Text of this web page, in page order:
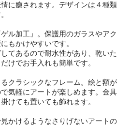
に癒されます。デザインは４種類
ル加工』。保護用のガラスやアク
もかけやすいです。
てあるので耐水性があり、乾いた
けでお手入れも簡単です。
クラシックなフレーム。絵と額が
気軽にアートが楽しめます。金具
けても置いても飾れます。
かけるようなさりげないアートの